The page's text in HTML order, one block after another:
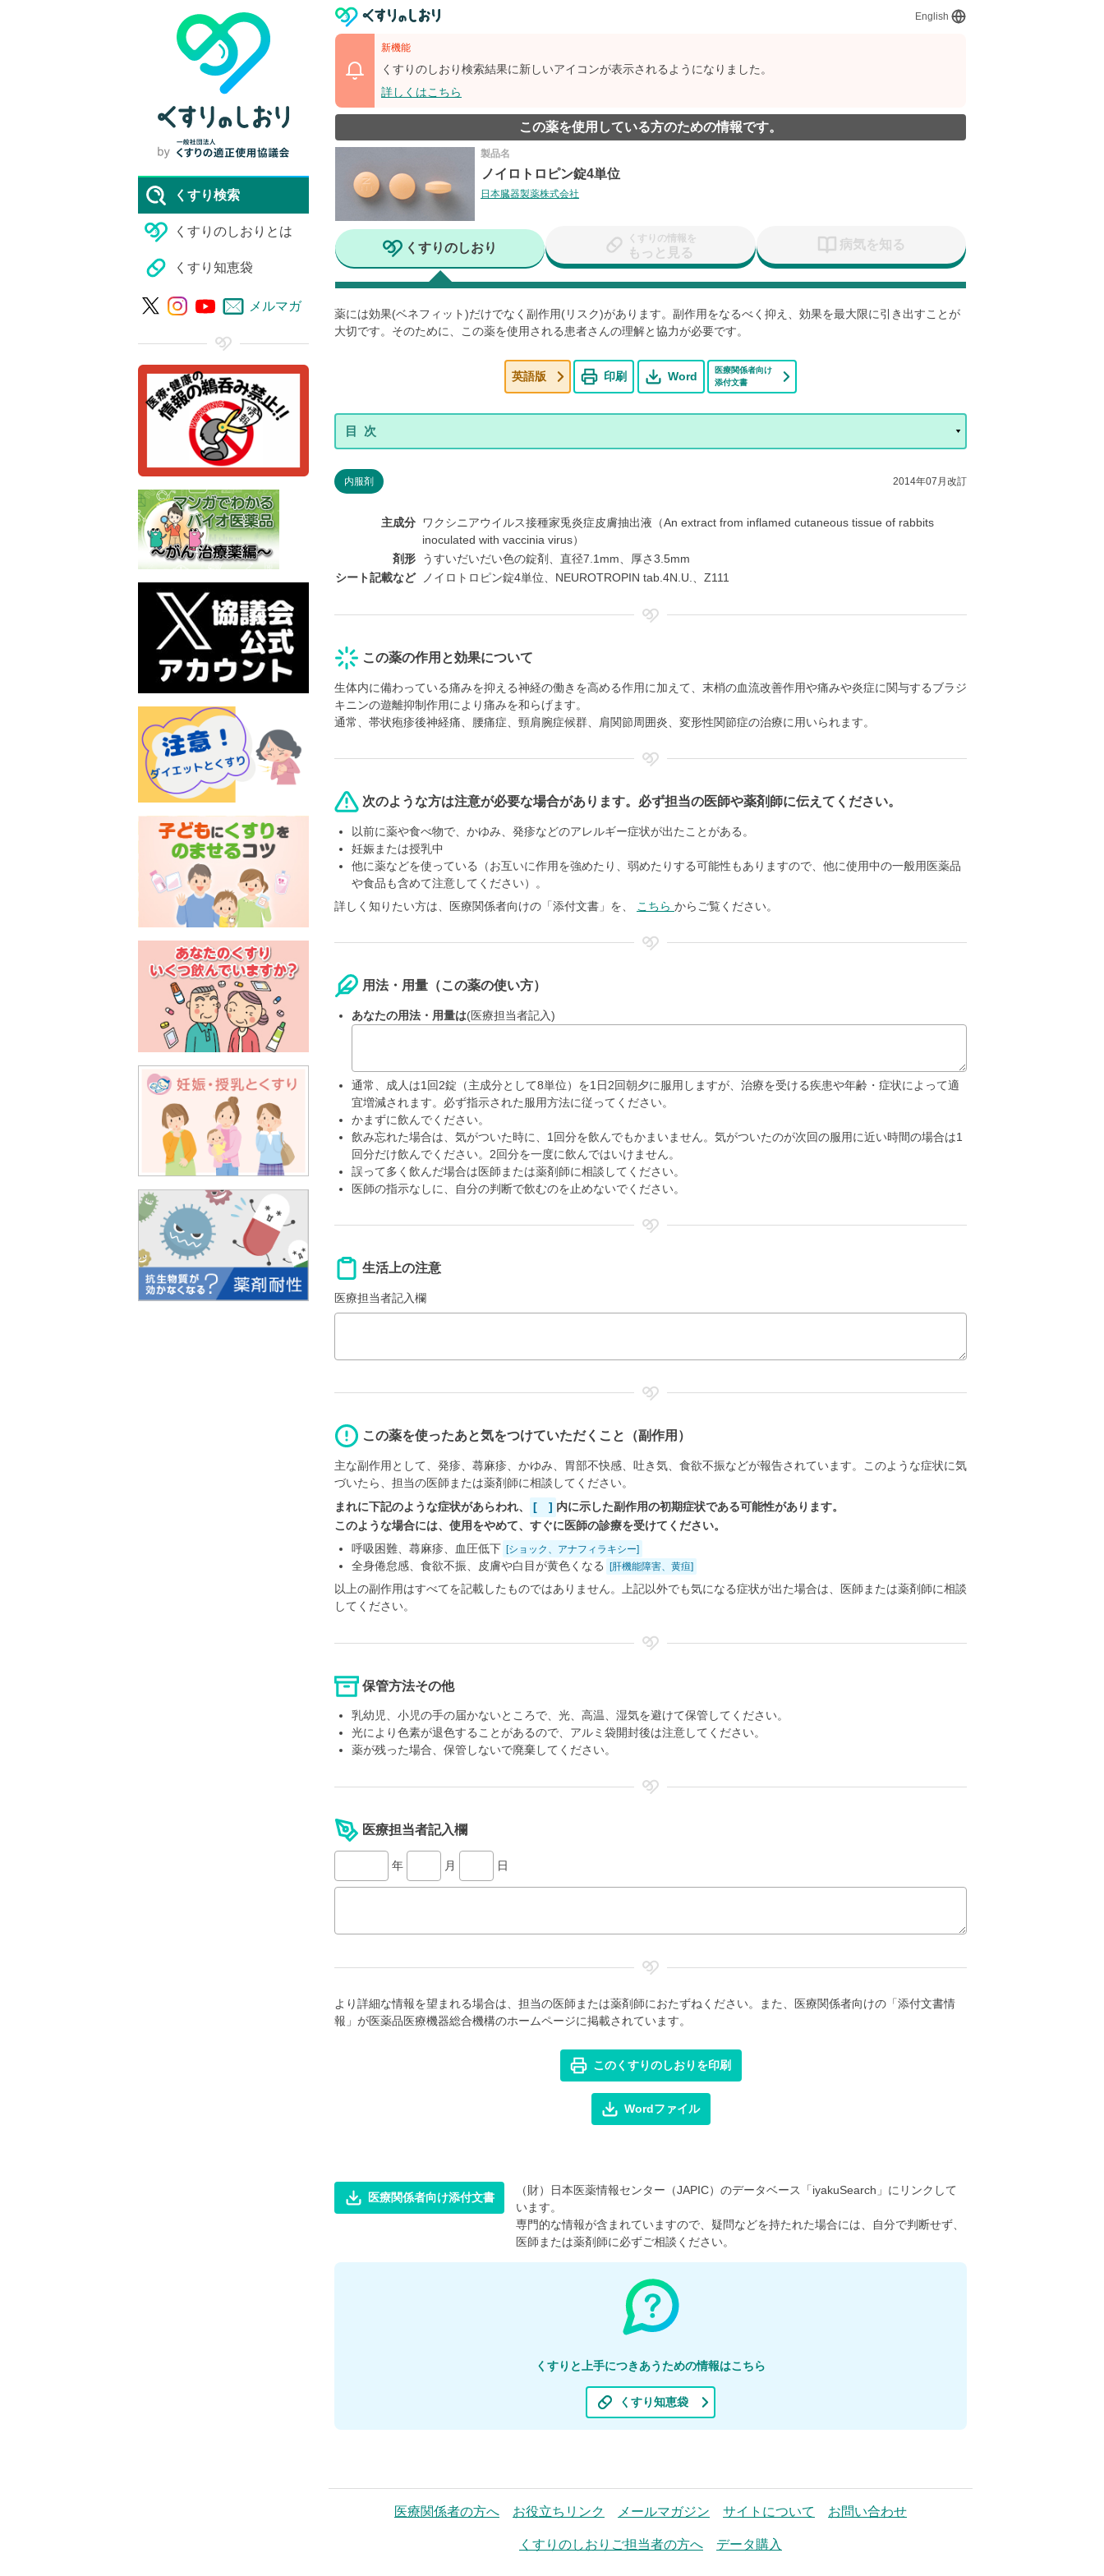
English
新機能
くすりのしおり検索結果に新しいアイコンが表示されるようになりました。
詳しくはこちら
この薬を使用している方のための情報です。
くすり検索
くすりのしおりとは
くすり知恵袋
メルマガ
製品名
ノイロトロピン錠4単位
日本臓器製薬株式会社
くすりのしおり
くすりの情報を
もっと見る
病気を知る
薬には効果(ベネフィット)だけでなく副作用(リスク)があります。副作用をなるべく抑え、効果を最大限に引き出すことが
大切です。そのために、この薬を使用される患者さんの理解と協力が必要です。
英語版 印刷 Word
医療関係者向け
添付文書
内服剤 2014年07月改訂
主成分
ワクシニアウイルス接種家兎炎症皮膚抽出液（An extract from inflamed cutaneous tissue of rabbits
inoculated with vaccinia virus）
剤形
うすいだいだい色の錠剤、直径7.1mm、厚さ3.5mm
シート記載など
ノイロトロピン錠4単位、NEUROTROPIN tab.4N.U.、Z111
この薬の作用と効果について
生体内に備わっている痛みを抑える神経の働きを高める作用に加えて、末梢の血流改善作用や痛みや炎症に関与するブラジ
キニンの遊離抑制作用により痛みを和らげます。
通常、帯状疱疹後神経痛、腰痛症、頸肩腕症候群、肩関節周囲炎、変形性関節症の治療に用いられます。
次のような方は注意が必要な場合があります。必ず担当の医師や薬剤師に伝えてください。
以前に薬や食べ物で、かゆみ、発疹などのアレルギー症状が出たことがある。
妊娠または授乳中
他に薬などを使っている（お互いに作用を強めたり、弱めたりする可能性もありますので、他に使用中の一般用医薬品
や食品も含めて注意してください）。
詳しく知りたい方は、医療関係者向けの「添付文書」を、
こちら からご覧ください。
用法・用量（この薬の使い方）
あなたの用法・用量は(医療担当者記入)
通常、成人は1回2錠（主成分として8単位）を1日2回朝夕に服用しますが、治療を受ける疾患や年齢・症状によって適
宜増減されます。必ず指示された服用方法に従ってください。
かまずに飲んでください。
飲み忘れた場合は、気がついた時に、1回分を飲んでもかまいません。気がついたのが次回の服用に近い時間の場合は1
回分だけ飲んでください。2回分を一度に飲んではいけません。
誤って多く飲んだ場合は医師または薬剤師に相談してください。
医師の指示なしに、自分の判断で飲むのを止めないでください。
生活上の注意
医療担当者記入欄
この薬を使ったあと気をつけていただくこと（副作用）
主な副作用として、発疹、蕁麻疹、かゆみ、胃部不快感、吐き気、食欲不振などが報告されています。このような症状に気
づいたら、担当の医師または薬剤師に相談してください。
まれに下記のような症状があらわれ、
[ ] 内に示した副作用の初期症状である可能性があります。
このような場合には、使用をやめて、すぐに医師の診療を受けてください。
呼吸困難、蕁麻疹、血圧低下 [ショック、アナフィラキシー]
全身倦怠感、食欲不振、皮膚や白目が黄色くなる [肝機能障害、黄疸]
以上の副作用はすべてを記載したものではありません。上記以外でも気になる症状が出た場合は、医師または薬剤師に相談
してください。
保管方法その他
乳幼児、小児の手の届かないところで、光、高温、湿気を避けて保管してください。
光により色素が退色することがあるので、アルミ袋開封後は注意してください。
薬が残った場合、保管しないで廃棄してください。
医療担当者記入欄
年 月 日
より詳細な情報を望まれる場合は、担当の医師または薬剤師におたずねください。また、医療関係者向けの「添付文書情
報」が医薬品医療機器総合機構のホームページに掲載されています。
このくすりのしおりを印刷
Wordファイル
医療関係者向け添付文書
（財）日本医薬情報センター（JAPIC）のデータベース「iyakuSearch」にリンクして
います。
専門的な情報が含まれていますので、疑問などを持たれた場合には、自分で判断せず、
医師または薬剤師に必ずご相談ください。
くすりと上手につきあうための情報はこちら
くすり知恵袋
医療関係者の方へ お役立ちリンク メールマガジン サイトについて お問い合わせ
くすりのしおりご担当者の方へ データ購入